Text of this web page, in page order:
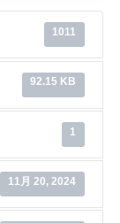
1011
92.15 KB
1
11月 20, 2024